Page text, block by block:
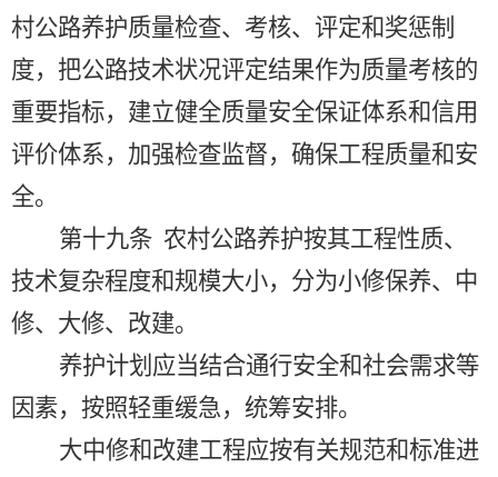
村公路养护质量检查、考核、评定和奖惩制
度，把公路技术状况评定结果作为质量考核的
重要指标，建立健全质量安全保证体系和信用
评价体系，加强检查监督，确保工程质量和安
全。
第十九条 农村公路养护按其工程性质、
技术复杂程度和规模大小，分为小修保养、中
修、大修、改建。
养护计划应当结合通行安全和社会需求等
因素，按照轻重缓急，统筹安排。
大中修和改建工程应按有关规范和标准进